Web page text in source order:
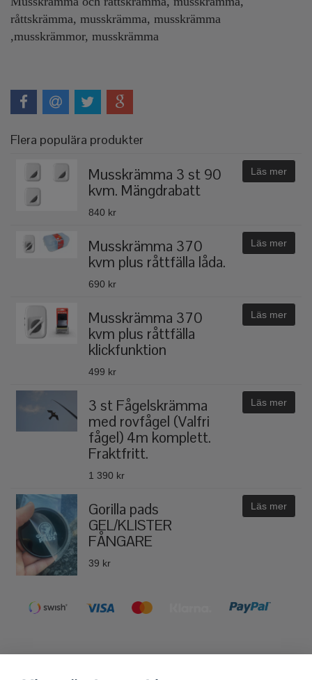
råttskrämma, musskrämma, musskrämma
,musskrämmor, musskrämma
Flera populära produkter
Musskrämma 3 st 90
kvm. Mängdrabatt
840 kr
Läs mer
Musskrämma 370
kvm plus råttfälla låda.
690 kr
Läs mer
Musskrämma 370
kvm plus råttfälla
klickfunktion
499 kr
Läs mer
3 st Fågelskrämma
med rovfågel (Valfri
fågel) 4m komplett.
Fraktfritt.
1 390 kr
Läs mer
Gorilla pads
GEL/KLISTER
FÅNGARE
39 kr
Läs mer